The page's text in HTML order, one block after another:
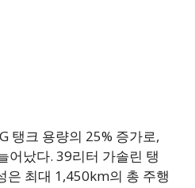
탱크 용량의 25% 증가로,
어났다. 39리터 가솔린 탱
은 최대 1,450km의 총 주행